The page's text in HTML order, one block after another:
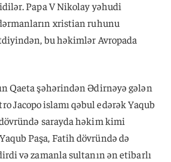
Papa V Nikolay yəhudi
xristian ruhunu
bu həkimlər Avropada
Qaeta şəhərindən Ədirnəyə gələn
Jacopo islamı qəbul edərək Yaqub
sarayda həkim kimi
Paşa, Fatih dövründə də
və zamanla sultanın ən etibarlı